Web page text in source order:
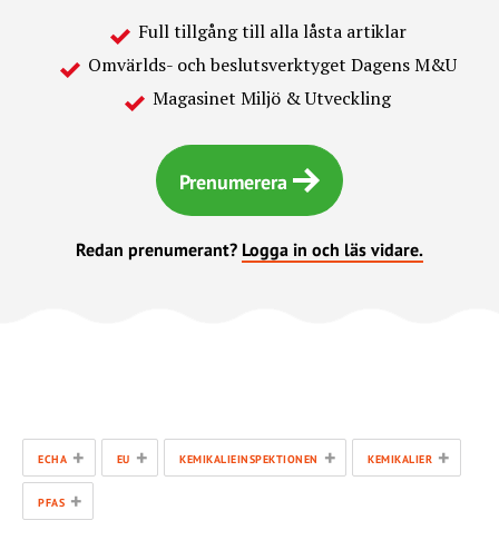
Full tillgång till alla låsta artiklar
Omvärlds- och beslutsverktyget Dagens M&U
Magasinet Miljö & Utveckling
Prenumerera
Redan prenumerant? Logga in och läs vidare.
ECHA + EU + KEMIKALIEINSPEKTIONEN + KEMIKALIER +
PFAS +